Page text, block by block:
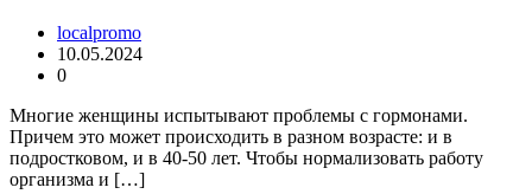
localpromo
10.05.2024
0
Многие женщины испытывают проблемы с гормонами.
Причем это может происходить в разном возрасте: и в
подростковом, и в 40-50 лет. Чтобы нормализовать работу
организма и […]